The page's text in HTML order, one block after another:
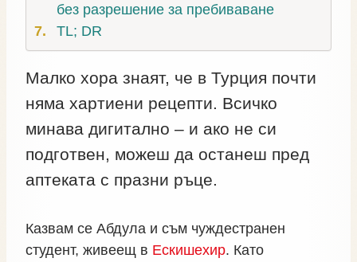
без разрешение за пребиваване
TL; DR
Малко хора знаят, че в Турция почти
няма хартиени рецепти. Всичко
минава дигитално – и ако не си
подготвен, можеш да останеш пред
аптеката с празни ръце.
Казвам се Абдула и съм чуждестранен
студент, живеещ в Ескишехир. Като